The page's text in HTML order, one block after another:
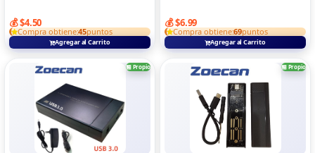
TRIPODE
💰 $4.50
Compra obtiene:45puntos
Agregar al Carrito
💰 $6.99
Compra obtiene:69puntos
Agregar al Carrito
🏪 Propio 🏪 Propio